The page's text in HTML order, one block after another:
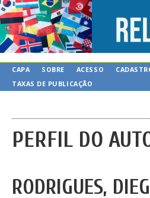
CAPA SOBRE ACESSO
TAXAS DE PUBLICAÇÃO
PERFIL DO
RODRIGUES,